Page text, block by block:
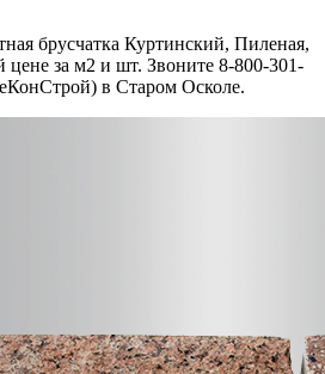
брусчатка Куртинский, Пиленая,
за м2 и шт. Звоните 8-800-301-
в Старом Осколе.